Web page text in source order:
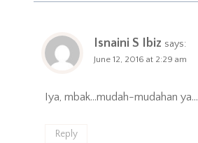
Isnaini S Ibiz says:
June 12, 2016 at 2:29 am
Iya, mbak…mudah-mudahan ya…
Reply